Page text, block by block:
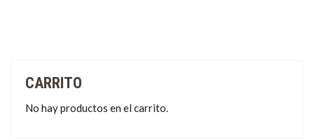
CARRITO
No hay productos en el carrito.